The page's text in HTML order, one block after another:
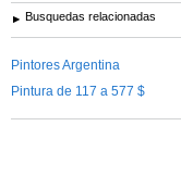
Busquedas relacionadas
Pintores Argentina
Pintura de 117 a 577 $